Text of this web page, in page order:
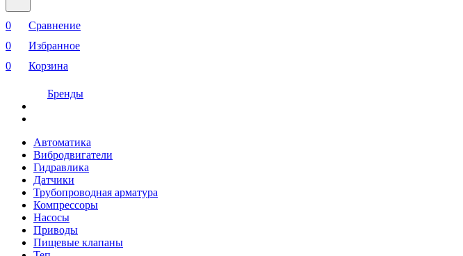
0
Сравнение
0
Избранное
0
Корзина
Бренды
Автоматика
Вибродвигатели
Гидравлика
Датчики
Трубопроводная арматура
Компрессоры
Насосы
Приводы
Пищевые клапаны